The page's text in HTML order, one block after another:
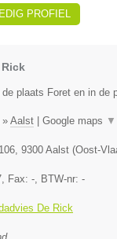
PROFIEL
plaats Foret en in de
» Aalst Google maps ▼
9300 Aalst (Oost-
, Fax: - , BTW-nr: -
De Rick